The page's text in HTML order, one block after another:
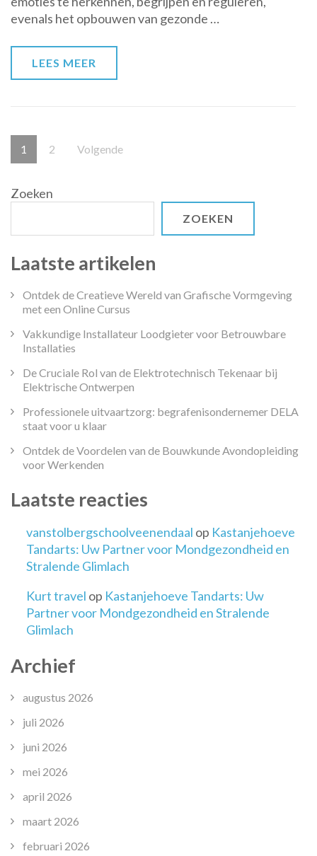
bij
kinderen
evenals het opbouwen van gezonde …
LEES MEER
Berichten
paginering
Pagina
1 Pagina
2 Volgende
Zoeken
ZOEKEN
Laatste artikelen
Ontdek de Creatieve Wereld van Grafische Vormgeving
met een Online Cursus
Vakkundige Installateur Loodgieter voor Betrouwbare
Installaties
De Cruciale Rol van de Elektrotechnisch Tekenaar bij
Elektrische Ontwerpen
Professionele uitvaartzorg: begrafenisondernemer DELA
staat voor u klaar
Ontdek de Voordelen van de Bouwkunde Avondopleiding
voor Werkenden
Laatste reacties
vanstolbergschoolveenendaal op Kastanjehoeve
Tandarts: Uw Partner voor Mondgezondheid en
Stralende Glimlach
Kurt travel op Kastanjehoeve Tandarts: Uw
Partner voor Mondgezondheid en Stralende
Glimlach
Archief
augustus 2026
juli 2026
juni 2026
mei 2026
april 2026
maart 2026
februari 2026